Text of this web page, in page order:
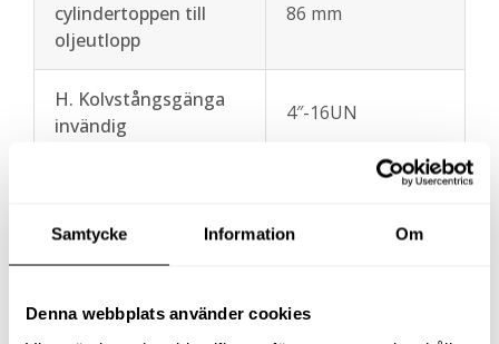
Samtycke Information Om
Denna webbplats använder cookies
cylindertoppen till
oljeutlopp
86 mm
H. Kolvstångsgänga
invändig
4″-16UN
J. Utvändig gänga på